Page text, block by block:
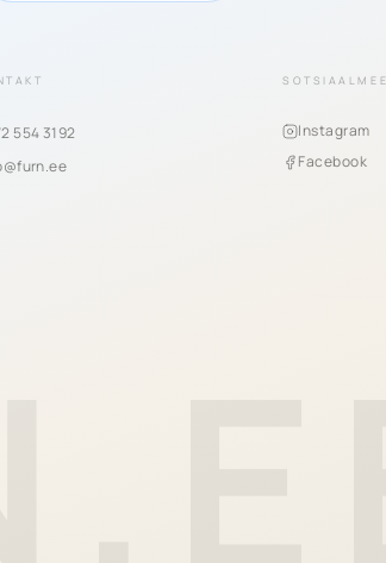
554 3192
Instagram
Facebook